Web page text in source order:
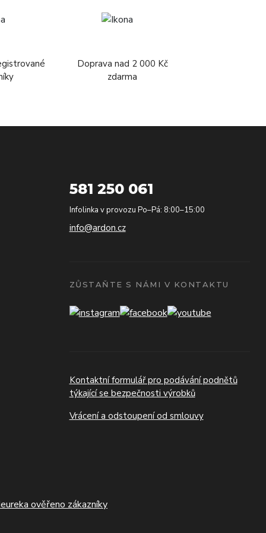
Doprava nad 2 000 Kč
zdarma
581 250 061
Infolinka v provozu Po–Pá: 8:00–15:00
info@ardon.cz
ZŮSTAŇTE S NÁMI V KONTAKTU
Kontaktní formulář pro podávání podnětů
týkající se bezpečnosti výrobků
Vrácení a odstoupení od smlouvy